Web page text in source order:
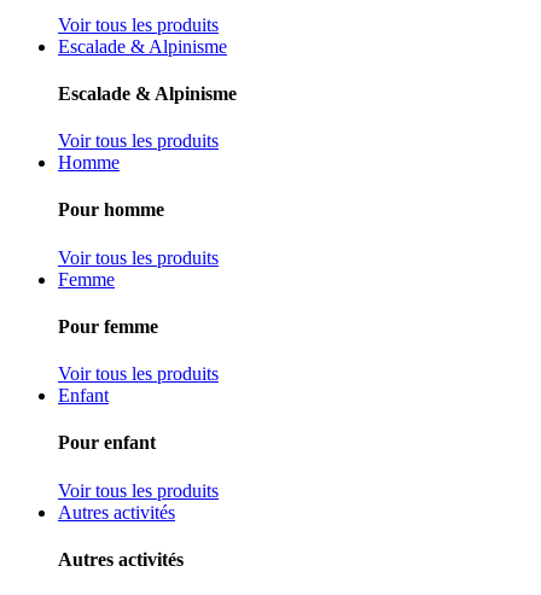
Voir tous les produits
Escalade & Alpinisme
Escalade & Alpinisme
Voir tous les produits
Homme
Pour homme
Voir tous les produits
Femme
Pour femme
Voir tous les produits
Enfant
Pour enfant
Voir tous les produits
Autres activités
Autres activités